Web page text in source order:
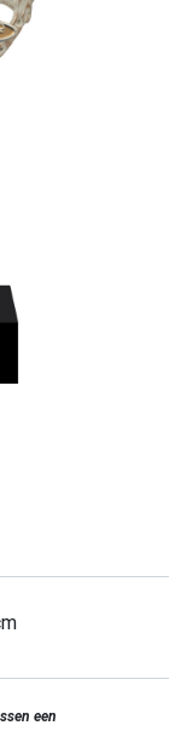
een